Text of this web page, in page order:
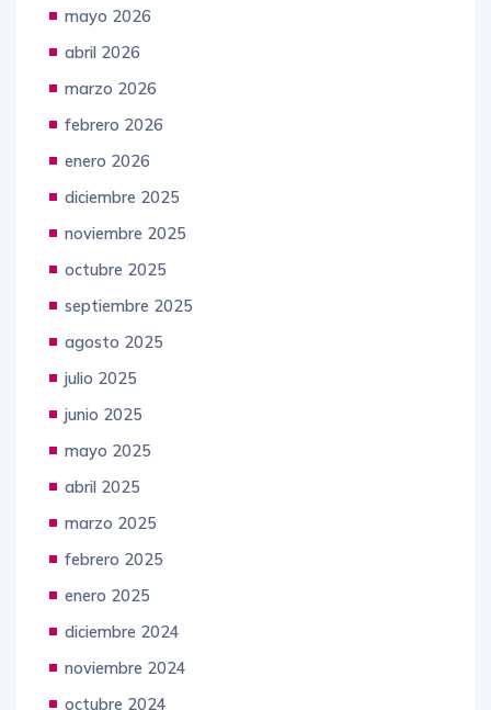
mayo 2026
abril 2026
marzo 2026
febrero 2026
enero 2026
diciembre 2025
noviembre 2025
octubre 2025
septiembre 2025
agosto 2025
julio 2025
junio 2025
mayo 2025
abril 2025
marzo 2025
febrero 2025
enero 2025
diciembre 2024
noviembre 2024
octubre 2024